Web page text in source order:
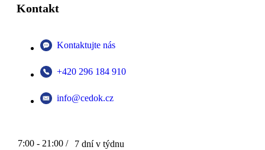
Kontakt
Kontaktujte nás
+420 296 184 910
info@cedok.cz
7:00 - 21:00 / 7 dní v týdnu